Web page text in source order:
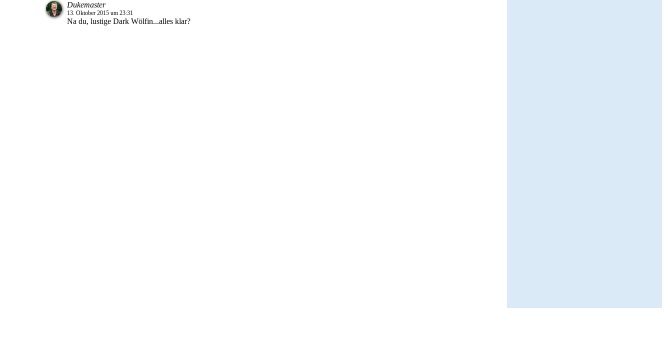
Dukemaster
13. Oktober 2015 um 23:31
Na du, lustige Dark Wölfin...alles klar?